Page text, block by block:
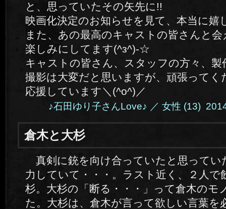
と、思っていたその矢先に!!
映画化決定のお知らせを見て、本当に嬉
また、あの最高のキャストの皆さんと
楽しみにしてます(^з^)-☆
キャストの皆さん、スタッフの方々、製
撮影は大変だと思いますが、頑張ってく
応援しています＼(^o^)／
♪石田ゆり子さんLove♪ ／ 女性 (13)
倉木と大杉
真剣に銃を向け合っていたと思ってい
力していて・・・。ラスト近く、２人で
杉。大杉の「断る・・・」って倉木のモ
た。大杉は、倉木が言って欲しい言葉を